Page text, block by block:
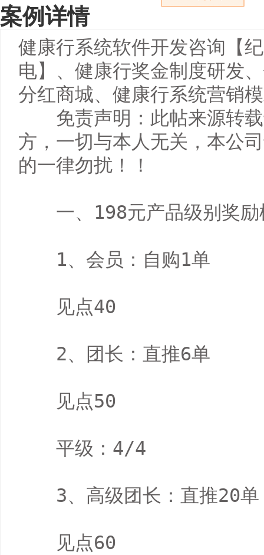
案例详情
健康行系统软件开发咨询
电】、健康行奖金制度研发
分红商城、健康行系统营销
免责声明：此帖来源转载
方，一切与本人无关，本公
的一律勿扰！！
一、198元产品级别奖励
1、会员：自购1单
见点40
2、团长：直推6单
见点50
平级：4/4
3、高级团长：直推20单
见点60